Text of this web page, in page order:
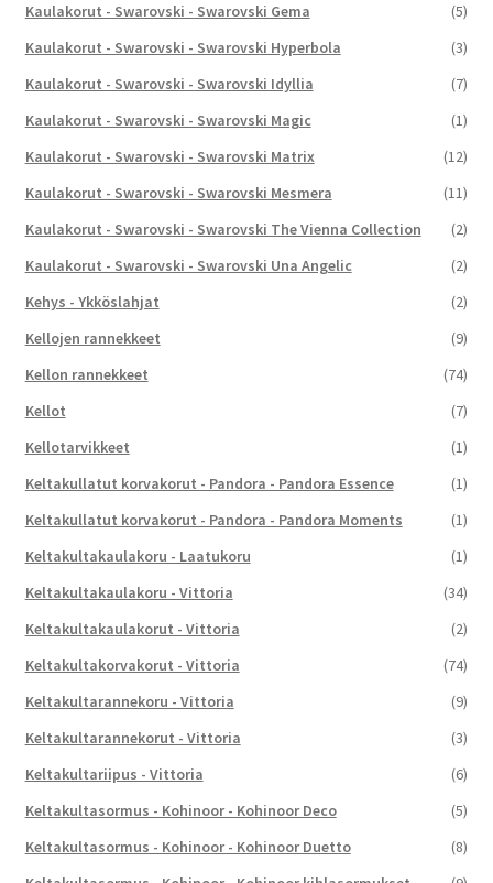
Kaulakorut - Swarovski - Swarovski Gema
(5)
Kaulakorut - Swarovski - Swarovski Hyperbola
(3)
Kaulakorut - Swarovski - Swarovski Idyllia
(7)
Kaulakorut - Swarovski - Swarovski Magic
(1)
Kaulakorut - Swarovski - Swarovski Matrix
(12)
Kaulakorut - Swarovski - Swarovski Mesmera
(11)
Kaulakorut - Swarovski - Swarovski The Vienna Collection
(2)
Kaulakorut - Swarovski - Swarovski Una Angelic
(2)
Kehys - Ykköslahjat
(2)
Kellojen rannekkeet
(9)
Kellon rannekkeet
(74)
Kellot
(7)
Kellotarvikkeet
(1)
Keltakullatut korvakorut - Pandora - Pandora Essence
(1)
Keltakullatut korvakorut - Pandora - Pandora Moments
(1)
Keltakultakaulakoru - Laatukoru
(1)
Keltakultakaulakoru - Vittoria
(34)
Keltakultakaulakorut - Vittoria
(2)
Keltakultakorvakorut - Vittoria
(74)
Keltakultarannekoru - Vittoria
(9)
Keltakultarannekorut - Vittoria
(3)
Keltakultariipus - Vittoria
(6)
Keltakultasormus - Kohinoor - Kohinoor Deco
(5)
Keltakultasormus - Kohinoor - Kohinoor Duetto
(8)